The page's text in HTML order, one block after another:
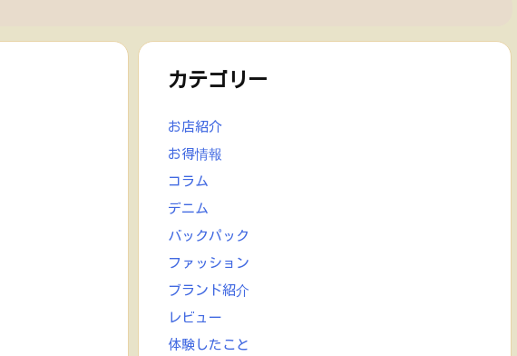
カテゴリー
お店紹介
お得情報
コラム
デニム
バックパック
ファッション
ブランド紹介
レビュー
体験したこと